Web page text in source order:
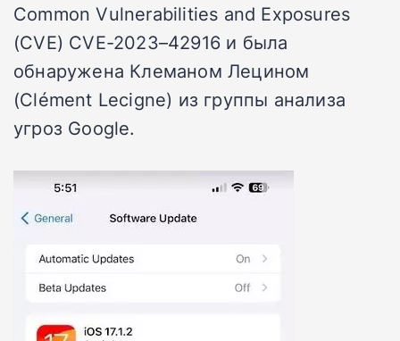
Common Vulnerabilities and Exposures
(CVE) CVE-2023–42916 и была
обнаружена Клеманом Лецином
(Clément Lecigne) из группы анализа
угроз Google.